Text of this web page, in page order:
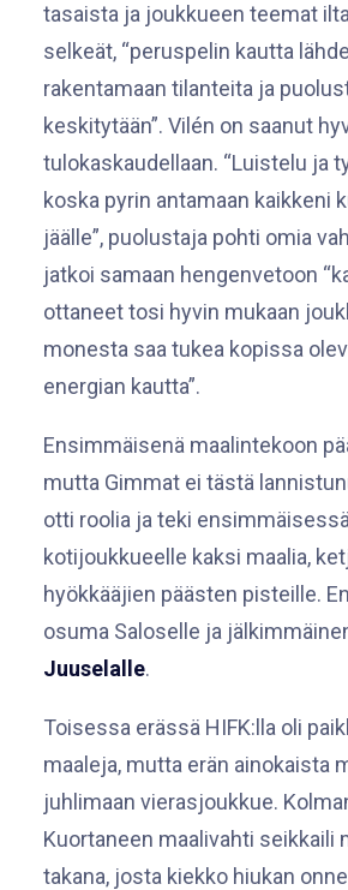
tasaista ja joukkueen teemat
selkeät, “peruspelin kautta
rakentamaan tilanteita ja
keskitytään”. Vilén on saanut
tulokaskaudellaan. “Luistelu ja
koska pyrin antamaan kaikkeni
jäälle”, puolustaja pohti omia
jatkoi samaan hengenvetoon
ottaneet tosi hyvin mukaan
monesta saa tukea kopissa
energian kautta”.
Ensimmäisenä maalintekoon
mutta Gimmat ei tästä
otti roolia ja teki
kotijoukkueelle kaksi maalia,
hyökkääjien päästen pisteille.
osuma Saloselle ja
Juuselalle.
Toisessa erässä HIFK:lla oli
maaleja, mutta erän ainokaista
juhlimaan vierasjoukkue.
Kuortaneen maalivahti seikkaili
takana, josta kiekko hiukan